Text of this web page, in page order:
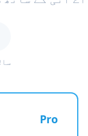
Pro